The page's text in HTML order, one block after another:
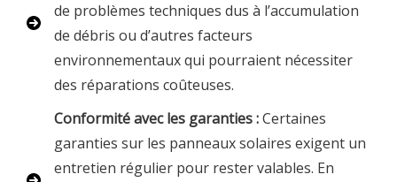
de problèmes techniques dus à l’accumulation
de débris ou d’autres facteurs
environnementaux qui pourraient nécessiter
des réparations coûteuses.
Conformité avec les garanties :Certaines
garanties sur les panneaux solaires exigent un
entretien régulier pour rester valables. En